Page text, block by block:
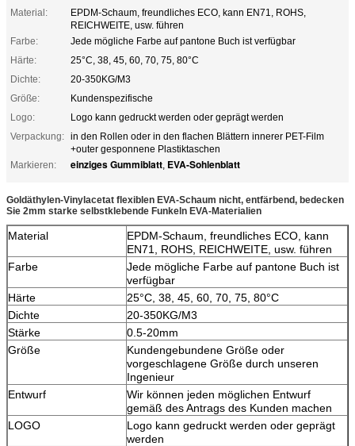
Material:
EPDM-Schaum, freundliches ECO, kann EN71, ROHS,
REICHWEITE, usw. führen
Farbe:
Jede mögliche Farbe auf pantone Buch ist verfügbar
Härte:
25°C, 38, 45, 60, 70, 75, 80°C
Dichte:
20-350KG/M3
Größe:
Kundenspezifische
Logo:
Logo kann gedruckt werden oder geprägt werden
Verpackung: in den Rollen oder in den flachen Blättern innerer PET-Film
+outer gesponnene Plastiktaschen
Markieren:
einziges Gummiblatt, EVA-Sohlenblatt
Goldäthylen-Vinylacetat flexiblen EVA-Schaum nicht, entfärbend, bedecken
Sie 2mm starke selbstklebende Funkeln EVA-Materialien
Material
EPDM-Schaum, freundliches ECO, kann
EN71, ROHS, REICHWEITE, usw. führen
Farbe
Jede mögliche Farbe auf pantone Buch ist
verfügbar
Härte
25°C, 38, 45, 60, 70, 75, 80°C
Dichte
20-350KG/M3
Stärke
0.5-20mm
Größe
Kundengebundene Größe oder
vorgeschlagene Größe durch unseren
Ingenieur
Entwurf
Wir können jeden möglichen Entwurf
gemäß des Antrags des Kunden machen
LOGO
Logo kann gedruckt werden oder geprägt
werden